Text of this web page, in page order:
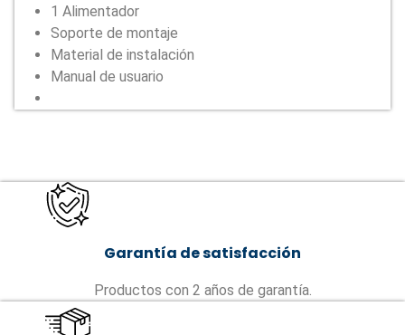
1 Alimentador
Soporte de montaje
Material de instalación
Manual de usuario
Garantía de satisfacción
Productos con 2 años de garantía.